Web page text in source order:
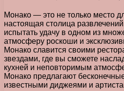
Монако — это не только место
настоящая столица
испытать удачу в одном из
атмосферу роскоши и
Монако славится своими
звездами, где вы сможете
кухней и неповторимым
Монако предлагают
известными диджеями и